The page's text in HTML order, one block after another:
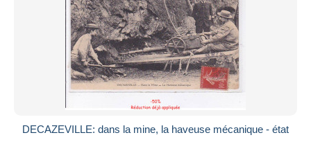
DECAZEVILLE: dans la mine, la haveuse mécanique - état